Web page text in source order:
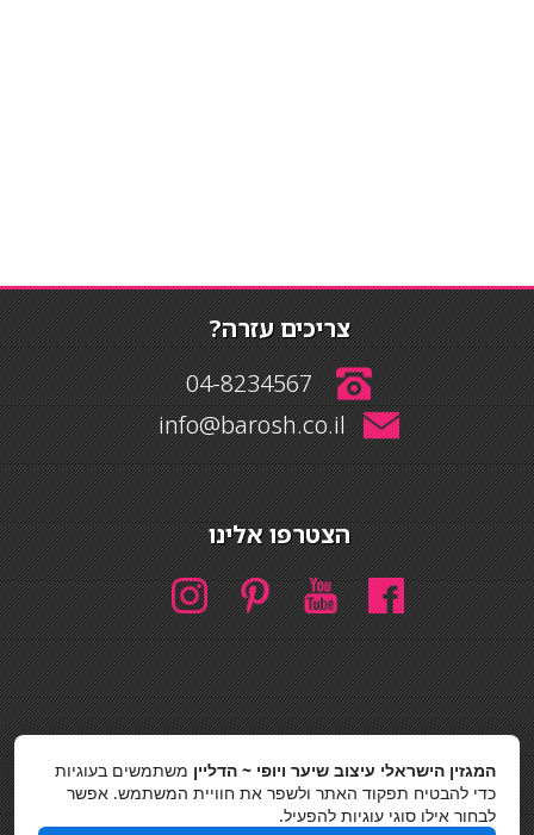
צריכים עזרה?
04-8234567
info@barosh.co.il
הצטרפו אלינו
חיפוש
חיפוש
כסאות בר
המגזין הישראלי עיצוב שיער ויופי ~ הדליין משתמשים בעוגיות
כדי להבטיח תפקוד האתר ולשפר את חוויית המשתמש. אפשר
לבחור אילו סוגי עוגיות להפעיל.